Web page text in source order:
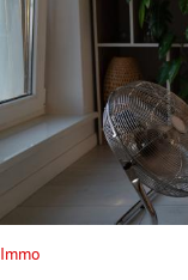
Untermenü
Immo